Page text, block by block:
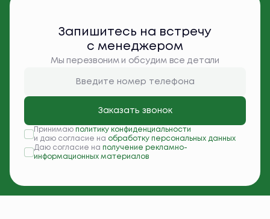
Запишитесь на встречу
с менеджером
Мы перезвоним и обсудим все детали
Заказать звонок
Принимаю политику конфиденциальности
и даю согласие на обработку персональных данных
Даю согласие на получение рекламно-
информационных материалов